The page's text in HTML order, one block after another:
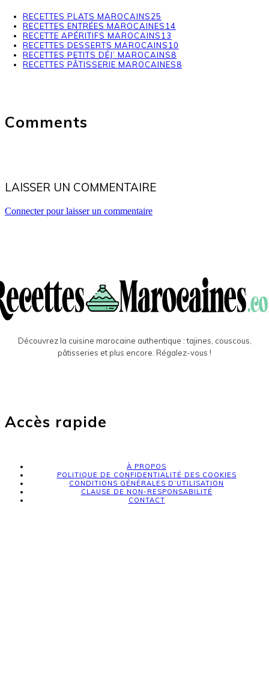
RECETTES PLATS MAROCAINS25
RECETTES ENTRÉES MAROCAINES14
RECETTE APÉRITIFS MAROCAINS13
RECETTES DESSERTS MAROCAINS10
RECETTES PETITS DÉJ’ MAROCAINS8
RECETTES PÂTISSERIE MAROCAINES8
Comments
LAISSER UN COMMENTAIRE
Connecter pour laisser un commentaire
Découvrez la cuisine marocaine authentique : tajines, couscous,
pâtisseries et plus encore. Régalez-vous !
Accès rapide
À PROPOS
POLITIQUE DE CONFIDENTIALITÉ DES COOKIES
CONDITIONS GÉNÉRALES D’UTILISATION
CLAUSE DE NON-RESPONSABILITÉ
CONTACT